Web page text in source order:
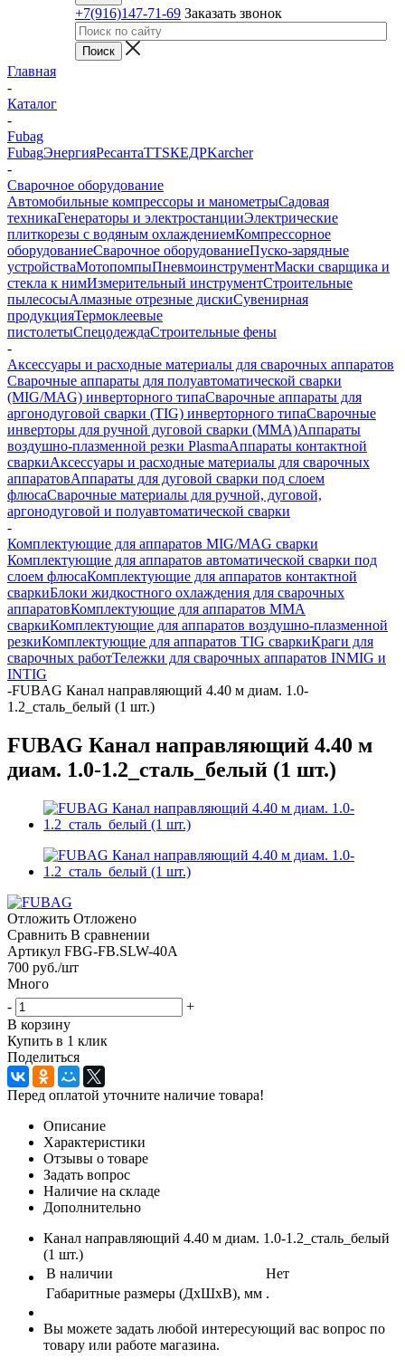
+7(916)147-71-69 Заказать звонок
Главная
-
Каталог
-
Fubag
FubagЭнергияРесантаTTSКЕДРKarcher
-
Сварочное оборудование
Автомобильные компрессоры и манометрыСадовая
техникаГенераторы и электростанцииЭлектрические
плиткорезы с водяным охлаждениемКомпрессорное
оборудованиеСварочное оборудованиеПуско-зарядные
устройстваМотопомпыПневмоинструментМаски сварщика и
стекла к нимИзмерительный инструментСтроительные
пылесосыАлмазные отрезные дискиСувенирная
продукцияТермоклеевые
пистолетыСпецодеждаСтроительные фены
-
Аксессуары и расходные материалы для сварочных аппаратов
Сварочные аппараты для полуавтоматической сварки
(MIG/MAG) инверторного типаСварочные аппараты для
аргонодуговой сварки (TIG) инверторного типаСварочные
инверторы для ручной дуговой сварки (MMA)Аппараты
воздушно-плазменной резки PlasmaАппараты контактной
сваркиАксессуары и расходные материалы для сварочных
аппаратовАппараты для дуговой сварки под слоем
флюсаСварочные материалы для ручной, дуговой,
аргонодуговой и полуавтоматической сварки
-
Комплектующие для аппаратов MIG/MAG сварки
Комплектующие для аппаратов автоматической сварки под
слоем флюсаКомплектующие для аппаратов контактной
сваркиБлоки жидкостного охлаждения для сварочных
аппаратовКомплектующие для аппаратов ММА
сваркиКомплектующие для аппаратов воздушно-плазменной
резкиКомплектующие для аппаратов TIG сваркиКраги для
сварочных работТележки для сварочных аппаратов INMIG и
INTIG
-FUBAG Канал направляющий 4.40 м диам. 1.0-
1.2_сталь_белый (1 шт.)
FUBAG Канал направляющий 4.40 м
диам. 1.0-1.2_сталь_белый (1 шт.)
Отложить Отложено
Сравнить В сравнении
Артикул FBG-FB.SLW-40A
700 руб./шт
Много
-
+
В корзину
Купить в 1 клик
Поделиться
Перед оплатой уточните наличие товара!
Описание
Характеристики
Отзывы о товаре
Задать вопрос
Наличие на складе
Дополнительно
Канал направляющий 4.40 м диам. 1.0-1.2_сталь_белый
(1 шт.)
В наличии
Нет
Габаритные размеры (ДхШхВ), мм .
Вы можете задать любой интересующий вас вопрос по
товару или работе магазина.